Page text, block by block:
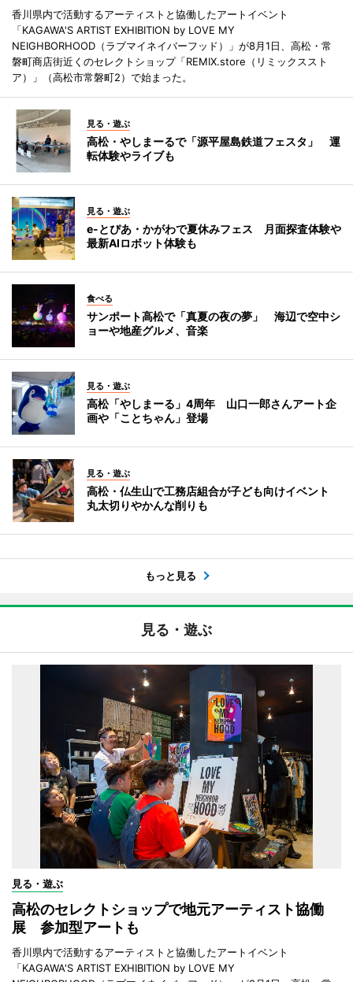
香川県内で活動するアーティストと協働したアートイベント
「KAGAWA'S ARTIST EXHIBITION by LOVE MY
NEIGHBORHOOD（ラブマイネイバーフッド）」が8月1日、高松・常
磐町商店街近くのセレクトショップ「REMIX.store（リミックススト
ア）」（高松市常磐町2）で始まった。
見る・遊ぶ
高松・やしまーるで「源平屋島鉄道フェスタ」 運
転体験やライブも
見る・遊ぶ
e-とぴあ・かがわで夏休みフェス 月面探査体験や
最新AIロボット体験も
食べる
サンポート高松で「真夏の夜の夢」 海辺で空中シ
ョーや地産グルメ、音楽
見る・遊ぶ
高松「やしまーる」4周年 山口一郎さんアート企
画や「ことちゃん」登場
見る・遊ぶ
高松・仏生山で工務店組合が子ども向けイベント
丸太切りやかんな削りも
もっと見る
見る・遊ぶ
見る・遊ぶ
高松のセレクトショップで地元アーティスト協働
展 参加型アートも
香川県内で活動するアーティストと協働したアートイベント
「KAGAWA'S ARTIST EXHIBITION by LOVE MY